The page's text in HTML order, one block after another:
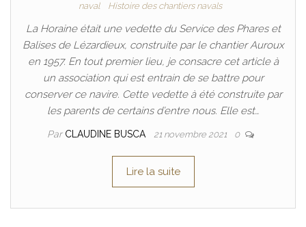
naval
Histoire des chantiers navals
La Horaine était une vedette du Service des Phares et
Balises de Lézardieux, construite par le chantier Auroux
en 1957. En tout premier lieu, je consacre cet article à
un association qui est entrain de se battre pour
conserver ce navire. Cette vedette à été construite par
les parents de certains d’entre nous. Elle est…
Par CLAUDINE BUSCA 21 novembre 2021 0
Lire la suite